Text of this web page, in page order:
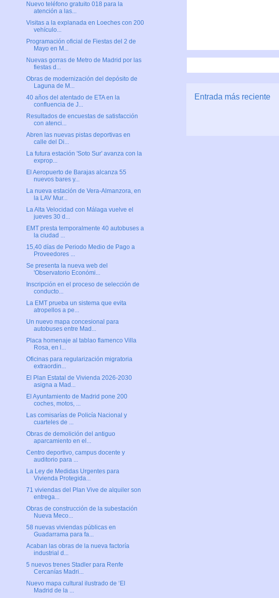
Entrada más reciente
Nuevo teléfono gratuito 018 para la
atención a las...
Visitas a la explanada en Loeches con 200
vehículo...
Programación oficial de Fiestas del 2 de
Mayo en M...
Nuevas gorras de Metro de Madrid por las
fiestas d...
Obras de modernización del depósito de
Laguna de M...
40 años del atentado de ETA en la
confluencia de J...
Resultados de encuestas de satisfacción
con atenci...
Abren las nuevas pistas deportivas en
calle del Di...
La futura estación 'Soto Sur' avanza con la
exprop...
El Aeropuerto de Barajas alcanza 55
nuevos bares y...
La nueva estación de Vera-Almanzora, en
la LAV Mur...
La Alta Velocidad con Málaga vuelve el
jueves 30 d...
EMT presta temporalmente 40 autobuses a
la ciudad ...
15,40 días de Periodo Medio de Pago a
Proveedores ...
Se presenta la nueva web del
'Observatorio Económi...
Inscripción en el proceso de selección de
conducto...
La EMT prueba un sistema que evita
atropellos a pe...
Un nuevo mapa concesional para
autobuses entre Mad...
Placa homenaje al tablao flamenco Villa
Rosa, en l...
Oficinas para regularización migratoria
extraordin...
El Plan Estatal de Vivienda 2026-2030
asigna a Mad...
El Ayuntamiento de Madrid pone 200
coches, motos, ...
Las comisarías de Policía Nacional y
cuarteles de ...
Obras de demolición del antiguo
aparcamiento en el...
Centro deportivo, campus docente y
auditorio para ...
La Ley de Medidas Urgentes para
Vivienda Protegida...
71 viviendas del Plan Vive de alquiler son
entrega...
Obras de construcción de la subestación
Nueva Meco...
58 nuevas viviendas públicas en
Guadarrama para fa...
Acaban las obras de la nueva factoría
industrial d...
5 nuevos trenes Stadler para Renfe
Cercanías Madri...
Nuevo mapa cultural ilustrado de ‘El
Madrid de la ...